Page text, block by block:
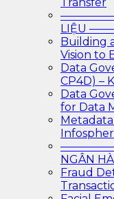
LIỆU
Building
Vision to
Data
CP4D) –
Data
for Data
NGÂN
Fraud